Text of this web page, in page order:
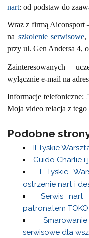
nart: od podstaw do
Wraz z firmą Aiconsport
na szkolenie serwisowe,
przy ul. Gen Andersa 4,
Zainteresowanych
wyłącznie e-mail na
Informacje telefoniczne:
Moja video relacja z
Podobne
II Tyskie
Guido Charlie i
I Tyskie
ostrzenie nart i
Serwis
patronatem TOKO
serwisowe dla